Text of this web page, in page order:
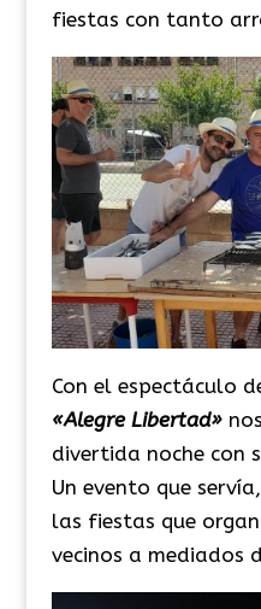
fiestas con tanto
Con el espectáculo
«Alegre Libertad» nos
divertida noche con
Un evento que
las fiestas que
vecinos a mediados